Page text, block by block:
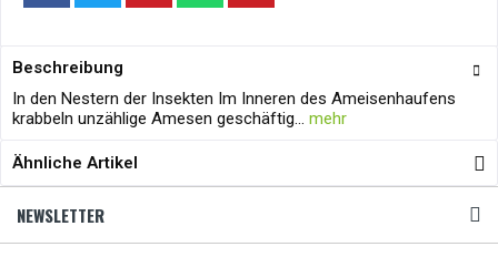
Beschreibung
In den Nestern der Insekten Im Inneren des Ameisenhaufens
krabbeln unzählige Amesen geschäftig... mehr
Ähnliche Artikel
NEWSLETTER